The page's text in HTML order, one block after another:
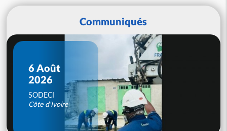
Communiqués
6 Août
2026
SODECI
Côte d'Ivoire